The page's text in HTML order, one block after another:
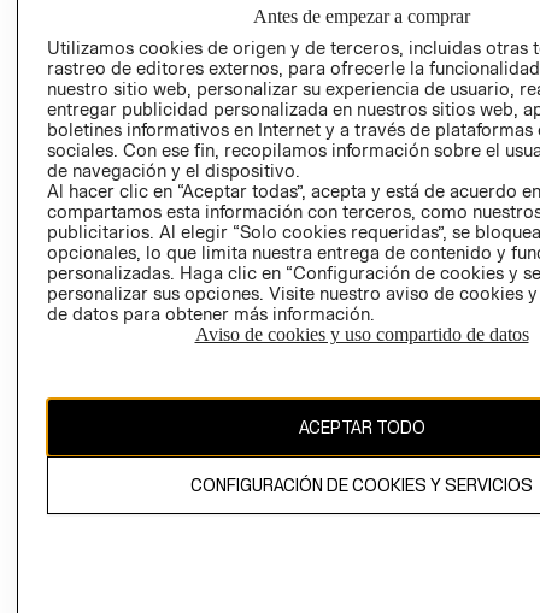
AVISO DE
LIBRO DE
Ecuador ($)
CAMBIAR REGIÓN
propiedad de H&M Hennes & Mauritz AB.
Antes de empezar a comprar
Utilizamos cookies de origen y de terceros, incluidas otras
rastreo de editores externos, para ofrecerle la
nuestro sitio web, personalizar su experiencia de usuario,
entregar publicidad personalizada en nuestros sitios web,
boletines informativos en Internet y a través de plataformas
sociales. Con ese fin, recopilamos información sobre el
de navegación y el dispositivo.
Al hacer clic en “Aceptar todas”, acepta y está de acuerdo
compartamos esta información con terceros, como
publicitarios. Al elegir “Solo cookies requeridas”, se
opcionales, lo que limita nuestra entrega de contenido y
personalizadas. Haga clic en “Configuración de cookies y
personalizar sus opciones. Visite nuestro aviso de cookies
de datos para obtener más información.
Aviso de cookies y uso compartido de datos
ACEPTAR TODO
CONFIGURACIÓN DE COOKIES Y SERVICIOS